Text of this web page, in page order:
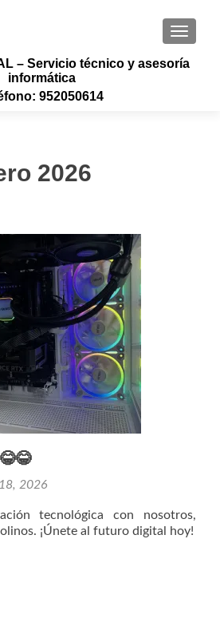
– Servicio técnico y asesoría
informática
952050614
2026
2026
tecnológica con nosotros,
¡Únete al futuro digital hoy!